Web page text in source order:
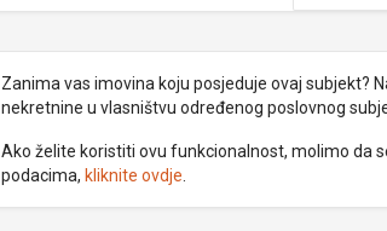
Zanima vas imovina koju posjeduje ovaj subjekt?
nekretnine u vlasništvu određenog poslovnog
Ako želite koristiti ovu funkcionalnost, molimo da
podacima, kliknite ovdje